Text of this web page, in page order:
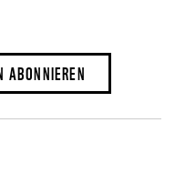
ABONNIEREN